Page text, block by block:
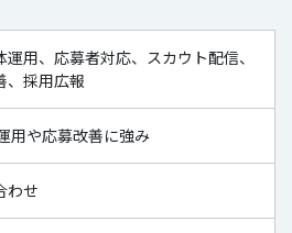
運用、応募者対応、スカウト配信、
、採用広報
用や応募改善に強み
わせ